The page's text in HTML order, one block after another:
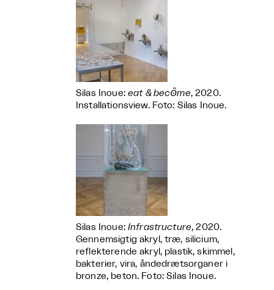
Silas Inoue: eat & becʘ̃me, 2020.
Installationsview. Foto: Silas Inoue.
Silas Inoue: Infrastructure, 2020.
Gennemsigtig akryl, træ, silicium,
reflekterende akryl, plastik, skimmel,
bakterier, vira, åndedrætsorganer i
bronze, beton. Foto: Silas Inoue.